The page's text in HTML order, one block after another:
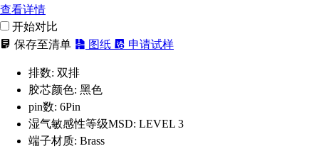
查看详情
开始对比
保存至清单
图纸 申请试样
排数: 双排
胶芯颜色: 黑色
pin数: 6Pin
湿气敏感性等级MSD: LEVEL 3
端子材质: Brass